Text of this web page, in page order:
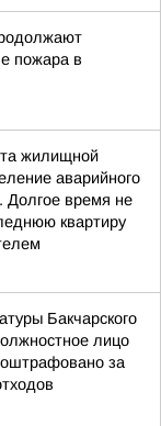
пожара в
жилищной
аварийного
Долгое время не
квартиру
Бакчарского
лицо
оштрафовано за